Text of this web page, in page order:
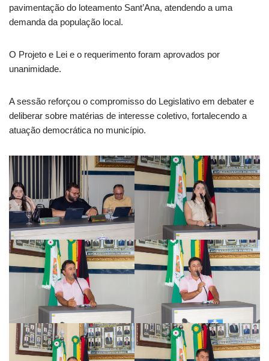
pavimentação do loteamento Sant’Ana, atendendo a uma
demanda da população local.
O Projeto e Lei e o requerimento foram aprovados por
unanimidade.
A sessão reforçou o compromisso do Legislativo em debater e
deliberar sobre matérias de interesse coletivo, fortalecendo a
atuação democrática no município.